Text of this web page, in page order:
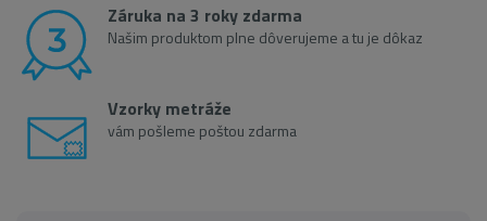
Záruka na 3 roky zdarma
Našim produktom plne dôverujeme a tu je dôkaz
Vzorky metráže
vám pošleme poštou zdarma